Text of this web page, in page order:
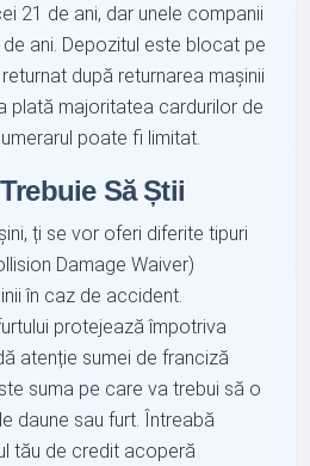
21 de ani, dar unele companii
ani. Depozitul este blocat pe
după returnarea mașinii
plată majoritatea cardurilor de
poate fi limitat.
Să Știi
ți se vor oferi diferite tipuri
Damage Waiver)
în caz de accident.
protejează împotriva
atenție sumei de franciză
suma pe care va trebui să o
daune sau furt. Întreabă
tău de credit acoperă